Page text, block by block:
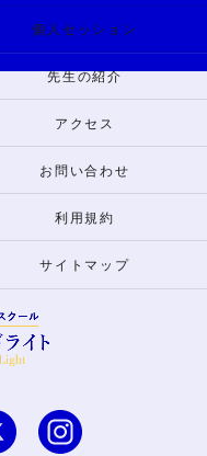
個人セッション
先生の紹介
アクセス
お問い合わせ
利用規約
サイトマップ